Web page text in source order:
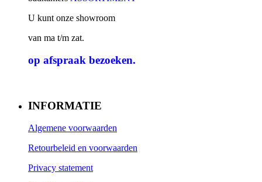
U kunt onze showroom
van ma t/m zat.
op afspraak bezoeken.
INFORMATIE
Algemene voorwaarden
Retourbeleid en voorwaarden
Privacy statement